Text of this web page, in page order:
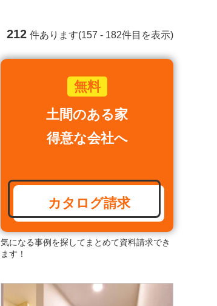
212 件あります(157 - 182件目を表示)
土間のある家
得意な会社へ
カタログ請求
気になる事例を探してまとめて資料請求でき
ます！